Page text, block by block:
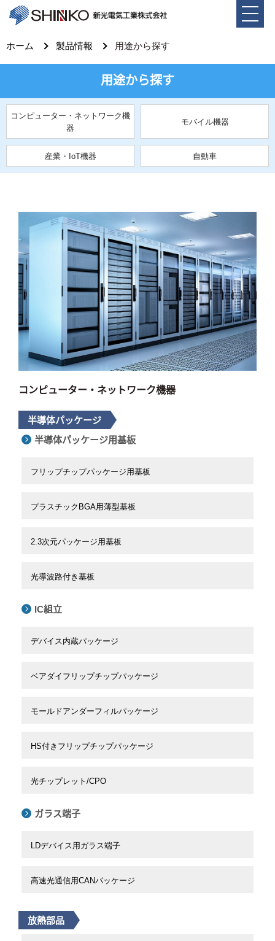
ホーム 製品情報 用途から探す
用途から探す
コンピューター・ネットワーク機
器
モバイル機器
産業・IoT機器 自動車
コンピューター・ネットワーク機器
半導体パッケージ
半導体パッケージ用基板
フリップチップパッケージ用基板
プラスチックBGA用薄型基板
2.3次元パッケージ用基板
光導波路付き基板
IC組立
デバイス内蔵パッケージ
ベアダイフリップチップパッケージ
モールドアンダーフィルパッケージ
HS付きフリップチップパッケージ
光チップレット/CPO
ガラス端子
LDデバイス用ガラス端子
高速光通信用CANパッケージ
放熱部品